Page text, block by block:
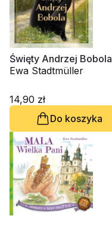
Święty Andrzej Bobola
Ewa Stadtmüller
14,90 zł
Do koszyka